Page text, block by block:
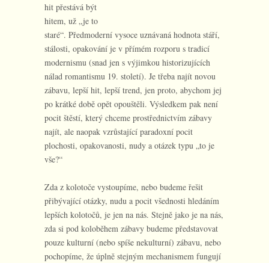
hit přestává být
hitem, už „je to
staré“. Předmoderní vysoce uznávaná hodnota stáří,
stálosti, opakování je v přímém rozporu s tradicí
modernismu (snad jen s výjimkou historizujících
nálad romantismu 19. století). Je třeba najít novou
zábavu, lepší hit, lepší trend, jen proto, abychom jej
po krátké době opět opouštěli. Výsledkem pak není
pocit štěstí, který chceme prostřednictvím zábavy
najít, ale naopak vzrůstající paradoxní pocit
plochosti, opakovanosti, nudy a otázek typu „to je
vše?“
Zda z kolotoče vystoupíme, nebo budeme řešit
přibývající otázky, nudu a pocit všednosti hledáním
lepších kolotočů, je jen na nás. Stejně jako je na nás,
zda si pod koloběhem zábavy budeme představovat
pouze kulturní (nebo spíše nekulturní) zábavu, nebo
pochopíme, že úplně stejným mechanismem fungují